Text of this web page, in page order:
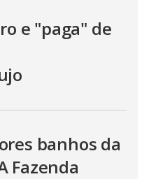
e "paga" de
banhos da
Fazenda